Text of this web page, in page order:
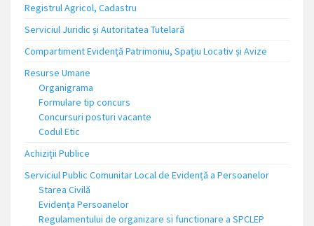
Registrul Agricol, Cadastru
Serviciul Juridic și Autoritatea Tutelară
Compartiment Evidență Patrimoniu, Spațiu Locativ și Avize
Resurse Umane
Organigrama
Formulare tip concurs
Concursuri posturi vacante
Codul Etic
Achiziții Publice
Serviciul Public Comunitar Local de Evidență a Persoanelor
Starea Civilă
Evidența Persoanelor
Regulamentului de organizare si functionare a SPCLEP